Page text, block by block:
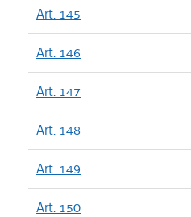
Art. 145
Art. 146
Art. 147
Art. 148
Art. 149
Art. 150